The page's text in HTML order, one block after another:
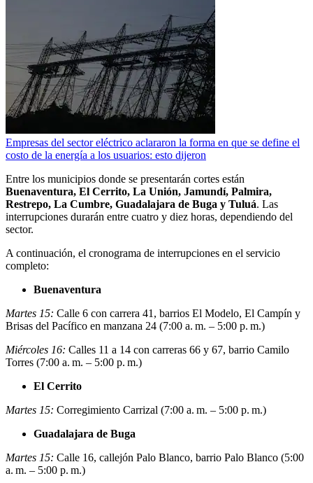
Empresas del sector eléctrico aclararon la forma en que se define el
costo de la energía a los usuarios: esto dijeron
Entre los municipios donde se presentarán cortes están
Buenaventura, El Cerrito, La Unión, Jamundí, Palmira,
Restrepo, La Cumbre, Guadalajara de Buga y Tuluá. Las
interrupciones durarán entre cuatro y diez horas, dependiendo del
sector.
A continuación, el cronograma de interrupciones en el servicio
completo:
Buenaventura
Martes 15: Calle 6 con carrera 41, barrios El Modelo, El Campín y
Brisas del Pacífico en manzana 24 (7:00 a. m. – 5:00 p. m.)
Miércoles 16: Calles 11 a 14 con carreras 66 y 67, barrio Camilo
Torres (7:00 a. m. – 5:00 p. m.)
El Cerrito
Martes 15: Corregimiento Carrizal (7:00 a. m. – 5:00 p. m.)
Guadalajara de Buga
Martes 15: Calle 16, callejón Palo Blanco, barrio Palo Blanco (5:00
a. m. – 5:00 p. m.)